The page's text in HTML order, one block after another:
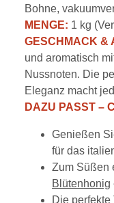
Bohne,
MENGE: 1 kg
GESCHMACK &
und aromatisch
Nussnoten. Die
Eleganz macht
DAZU PASST –
Genießen
für das
Zum Süßen
Blütenhonig
Die perfekte